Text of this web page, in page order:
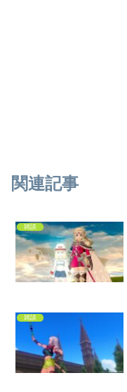
関連記事
雑談
雑談